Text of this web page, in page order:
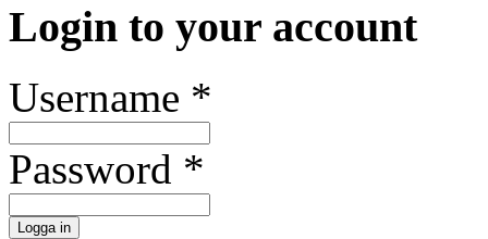
Login to your account
Username *
Password *